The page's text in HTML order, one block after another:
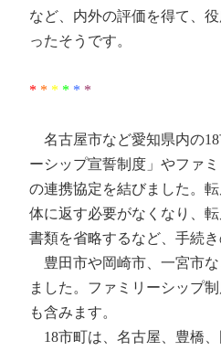
など、内外の評価を得て、
ったそうです。
* * * * * *
名古屋市など愛知県内の
ーシップ宣誓制度」やファ
の連携協定を結びました。
体に返す必要がなくなり、
書類を省略するなど、手続
豊田市や岡崎市、一宮市な
ました。ファミリーシップ
も含みます。
18市町は、名古屋、豊橋